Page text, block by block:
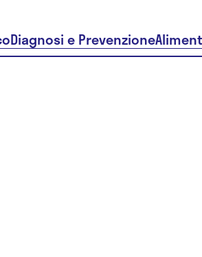
Diagnosi e Prevenzione